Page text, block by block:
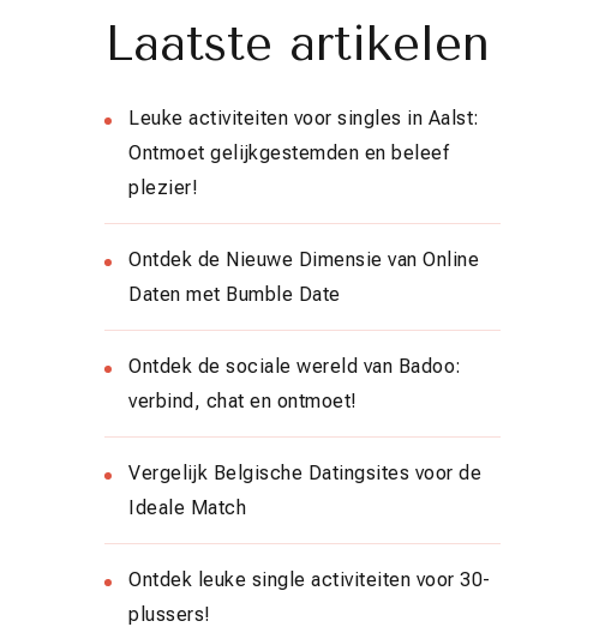
Laatste artikelen
Leuke activiteiten voor singles in Aalst:
Ontmoet gelijkgestemden en beleef
plezier!
Ontdek de Nieuwe Dimensie van Online
Daten met Bumble Date
Ontdek de sociale wereld van Badoo:
verbind, chat en ontmoet!
Vergelijk Belgische Datingsites voor de
Ideale Match
Ontdek leuke single activiteiten voor 30-
plussers!